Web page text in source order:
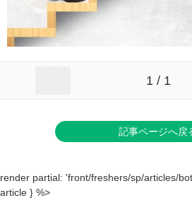
1 / 1
記事ページへ戻
render partial: 'front/freshers/sp/articles/
article } %>